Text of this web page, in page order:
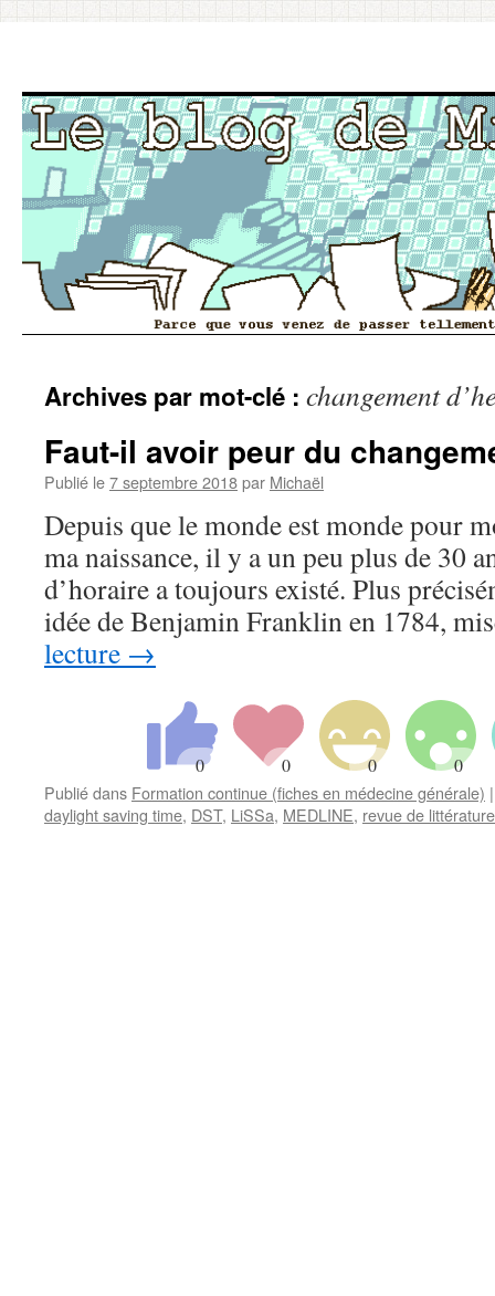
au
contenu
Archives par mot-clé : changement
Faut-il avoir peur du
Publié le7 septembre 2018par Michaël
Depuis que le monde est monde pour
ma naissance, il y a un peu plus de 30
d’horaire a toujours existé. Plus
idée de Benjamin Franklin en 1784,
lecture →
Publié dans Formation continue (fiches en médecine générale) |
daylight saving time, DST, LiSSa, MEDLINE, revue de littérature